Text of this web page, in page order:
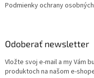
Podmienky ochrany
Odoberať newsletter
Vložte svoj e-mail a my Vám
produktoch na našom e-